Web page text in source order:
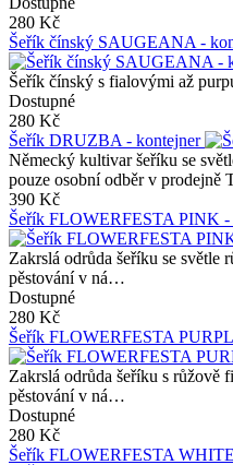
280 Kč
Šeřík čínský SAUGEANA -
Šeřík čínský s fialovými až
Dostupné
280 Kč
Šeřík DRUZBA - kontejner
Německý kultivar šeříku se
pouze osobní odběr v prodejně
390 Kč
Šeřík FLOWERFESTA PINK -
Zakrslá odrůda šeříku se světle
pěstování v ná…
Dostupné
280 Kč
Šeřík FLOWERFESTA
Zakrslá odrůda šeříku s růžově
pěstování v ná…
Dostupné
280 Kč
Šeřík FLOWERFESTA